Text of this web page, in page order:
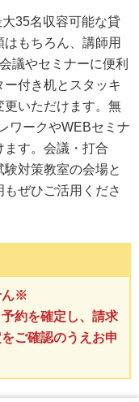
35名収容可能な貸
もちろん、講師用
議やセミナーに便利
付き机とスタッキ
更いただけます。無
ワークやWEBセミナ
ます。会議・打合
対策教室の会場と
ぜひご活用くださ
ん※
約を確定し、請求
ご確認のうえお申